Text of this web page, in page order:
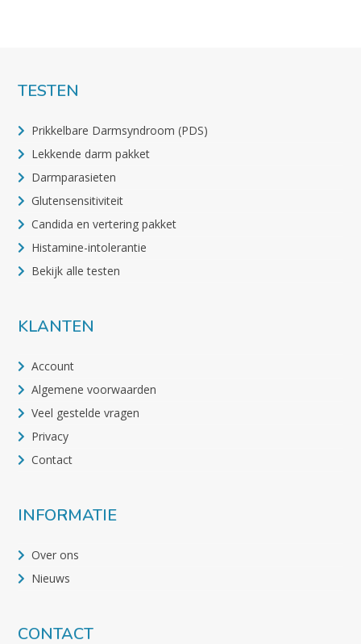
TESTEN
Prikkelbare Darmsyndroom (PDS)
Lekkende darm pakket
Darmparasieten
Glutensensitiviteit
Candida en vertering pakket
Histamine-intolerantie
Bekijk alle testen
KLANTEN
Account
Algemene voorwaarden
Veel gestelde vragen
Privacy
Contact
INFORMATIE
Over ons
Nieuws
CONTACT